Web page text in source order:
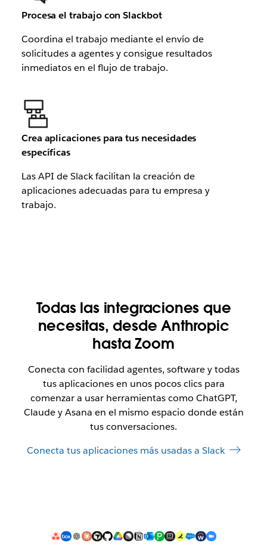
Procesa el trabajo con Slackbot
Coordina el trabajo mediante el envío de
solicitudes a agentes y consigue resultados
inmediatos en el flujo de trabajo.
Crea aplicaciones para tus necesidades
específicas
Las API de Slack facilitan la creación de
aplicaciones adecuadas para tu empresa y
trabajo.
Todas las integraciones que
necesitas, desde Anthropic
hasta Zoom
Conecta con facilidad agentes, software y todas
tus aplicaciones en unos pocos clics para
comenzar a usar herramientas como ChatGPT,
Claude y Asana en el mismo espacio donde están
tus conversaciones.
Conecta tus aplicaciones más usadas a Slack